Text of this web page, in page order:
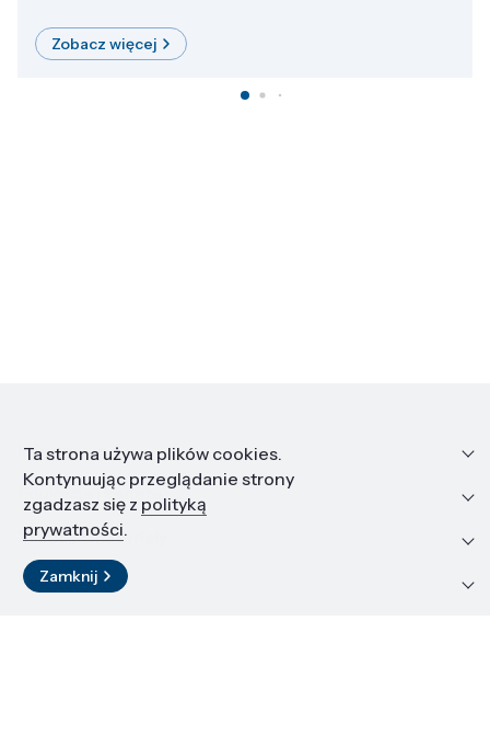
Zobacz więcej
Informacje
Edukacja i kariera
Zasoby i materiały
Kontakt
Ta strona używa plików cookies.
Kontynuując przeglądanie strony
zgadzasz się z polityką
prywatności.
Zamknij